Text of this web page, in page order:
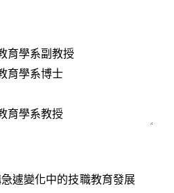
遽變化中的技職教育發展